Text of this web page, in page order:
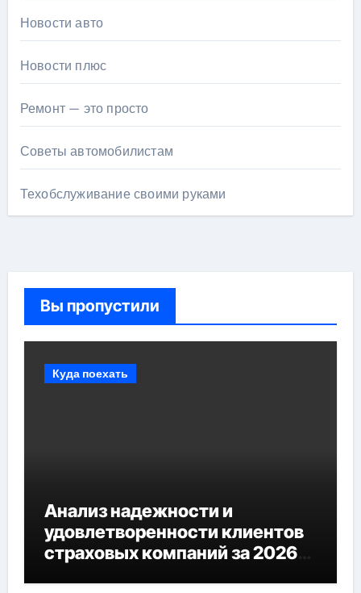
Новости авто
Новости плюс
Ремонт — это просто
Советы автомобилистам
Техобслуживание своими руками
Вы пропустили
Куда поехать
Анализ надежности и
удовлетворенности клиентов
страховых компаний за 2026